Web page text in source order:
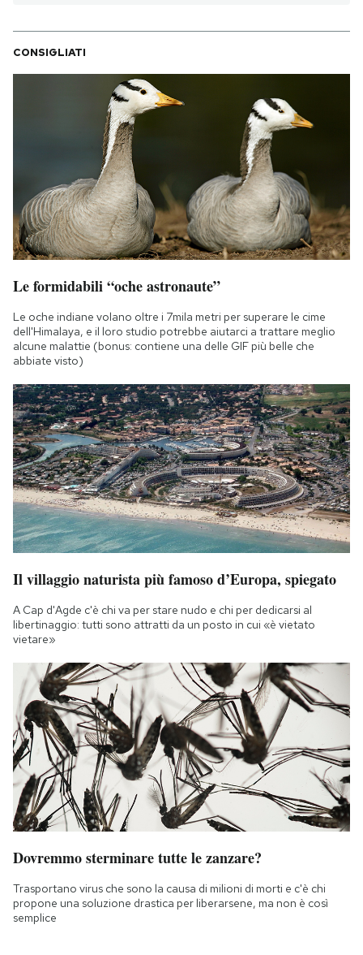
CONSIGLIATI
Le formidabili “oche astronaute”
Le oche indiane volano oltre i 7mila metri per superare le cime
dell'Himalaya, e il loro studio potrebbe aiutarci a trattare meglio
alcune malattie (bonus: contiene una delle GIF più belle che
abbiate visto)
Il villaggio naturista più famoso d’Europa, spiegato
A Cap d'Agde c'è chi va per stare nudo e chi per dedicarsi al
libertinaggio: tutti sono attratti da un posto in cui «è vietato
vietare»
Dovremmo sterminare tutte le zanzare?
Trasportano virus che sono la causa di milioni di morti e c'è chi
propone una soluzione drastica per liberarsene, ma non è così
semplice